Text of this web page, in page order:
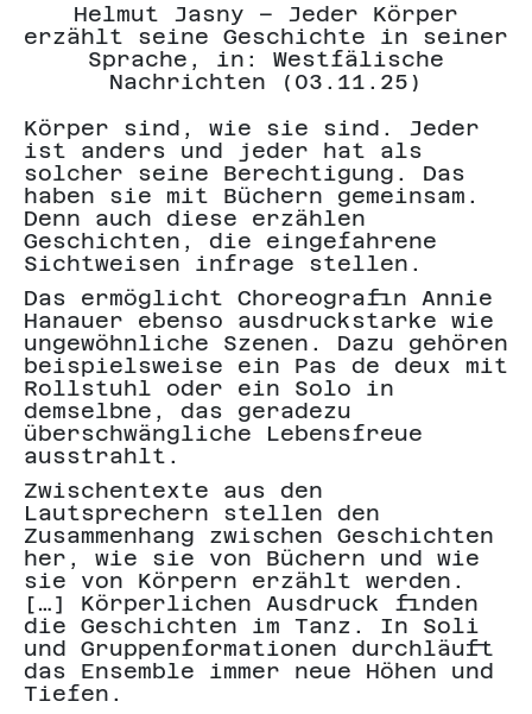
Helmut Jasny – Jeder Körper
erzählt seine Geschichte in seiner
Sprache, in: Westfälische
Nachrichten (03.11.25)
Körper sind, wie sie sind. Jeder
ist anders und jeder hat als
solcher seine Berechtigung. Das
haben sie mit Büchern gemeinsam.
Denn auch diese erzählen
Geschichten, die eingefahrene
Sichtweisen infrage stellen.
Das ermöglicht Choreografin Annie
Hanauer ebenso ausdruckstarke wie
ungewöhnliche Szenen. Dazu gehören
beispielsweise ein Pas de deux mit
Rollstuhl oder ein Solo in
demselbne, das geradezu
überschwängliche Lebensfreue
ausstrahlt.
Zwischentexte aus den
Lautsprechern stellen den
Zusammenhang zwischen Geschichten
her, wie sie von Büchern und wie
sie von Körpern erzählt werden.
[…] Körperlichen Ausdruck finden
die Geschichten im Tanz. In Soli
und Gruppenformationen durchläuft
das Ensemble immer neue Höhen und
Tiefen.